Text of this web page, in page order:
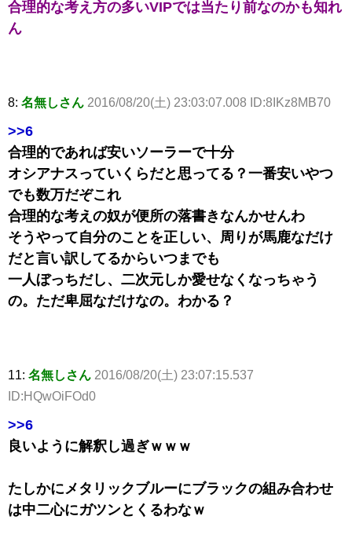
合理的な考え方の多いVIPでは当たり前なのかも知れ
ん
8: 名無しさん 2016/08/20(土) 23:03:07.008 ID:8IKz8MB70
>>6
合理的であれば安いソーラーで十分
オシアナスっていくらだと思ってる？一番安いやつ
でも数万だぞこれ
合理的な考えの奴が便所の落書きなんかせんわ
そうやって自分のことを正しい、周りが馬鹿なだけ
だと言い訳してるからいつまでも
一人ぼっちだし、二次元しか愛せなくなっちゃう
の。ただ卑屈なだけなの。わかる？
11: 名無しさん 2016/08/20(土) 23:07:15.537
ID:HQwOiFOd0
>>6
良いように解釈し過ぎｗｗｗ
たしかにメタリックブルーにブラックの組み合わせ
は中二心にガツンとくるわなｗ